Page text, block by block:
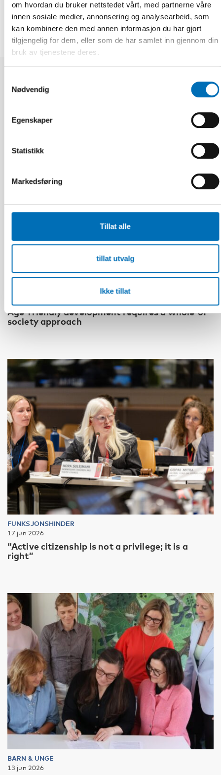
om hvordan du bruker nettstedet vårt, med partnerne våre
innen sosiale medier, annonsering og analysearbeid, som
kan kombinere den med annen informasjon du har gjort
tilgjengelig for dem, eller som de har samlet inn gjennom din
bruk av tjenestene deres.
Nødvendig
Egenskaper
Statistikk
Markedsføring
Tillat alle
tillat utvalg
Ikke tillat
Age-friendly development requires a whole-of-
society approach
FUNKSJONSHINDER
17 jun 2026
“Active citizenship is not a privilege; it is a
right”
BARN & UNGE
13 jun 2026